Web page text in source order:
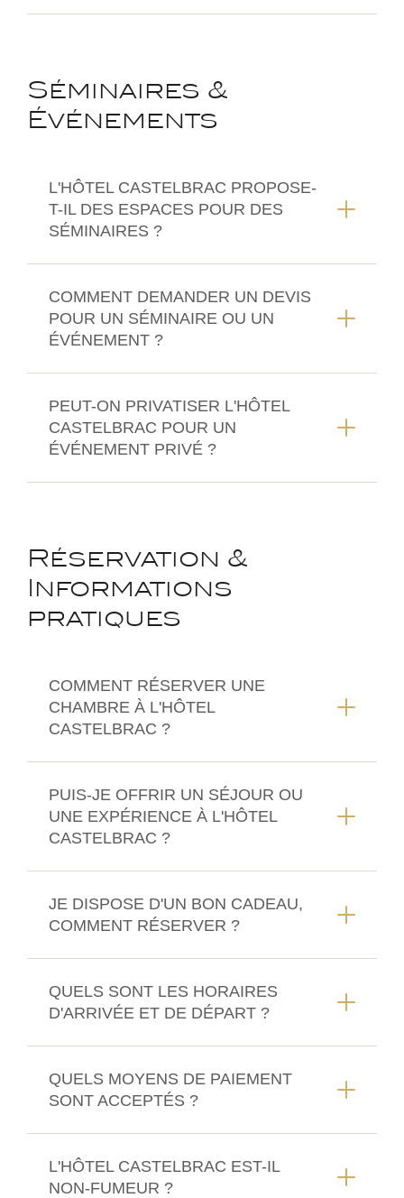
Séminaires &
Événements
L'HÔTEL CASTELBRAC PROPOSE-
T-IL DES ESPACES POUR DES
SÉMINAIRES ?
COMMENT DEMANDER UN DEVIS
POUR UN SÉMINAIRE OU UN
ÉVÉNEMENT ?
PEUT-ON PRIVATISER L'HÔTEL
CASTELBRAC POUR UN
ÉVÉNEMENT PRIVÉ ?
Réservation &
Informations
pratiques
COMMENT RÉSERVER UNE
CHAMBRE À L'HÔTEL
CASTELBRAC ?
PUIS-JE OFFRIR UN SÉJOUR OU
UNE EXPÉRIENCE À L'HÔTEL
CASTELBRAC ?
JE DISPOSE D'UN BON CADEAU,
COMMENT RÉSERVER ?
QUELS SONT LES HORAIRES
D'ARRIVÉE ET DE DÉPART ?
QUELS MOYENS DE PAIEMENT
SONT ACCEPTÉS ?
L'HÔTEL CASTELBRAC EST-IL
NON-FUMEUR ?